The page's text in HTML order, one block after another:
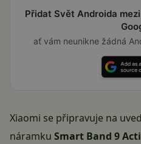
Přidat Svět Androida
ať vám neunikne žádná
Xiaomi se připravuje na
náramku Smart Band 9